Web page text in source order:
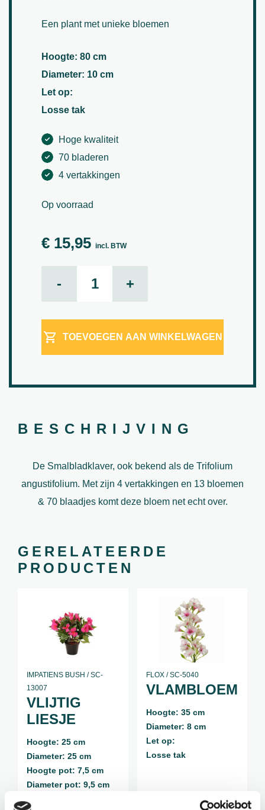
Een plant met unieke bloemen
Hoogte: 80 cm
Diameter: 10 cm
Let op:
Losse tak
Hoge kwaliteit
70 bladeren
4 vertakkingen
Op voorraad
€ 15,95 incl. BTW
- +
TOEVOEGEN AAN WINKELWAGEN
BESCHRIJVING
De Smalbladklaver, ook bekend als de Trifolium
angustifolium. Met zijn 4 vertakkingen en 13 bloemen
& 70 blaadjes komt deze bloem net echt over.
GERELATEERDE
PRODUCTEN
IMPATIENS BUSH / SC-
13007
VLIJTIG
LIESJE
Hoogte: 25 cm
Diameter: 25 cm
Hoogte pot: 7,5 cm
Diameter pot: 9,5 cm
FLOX / SC-5040
VLAMBLOEM
Hoogte: 35 cm
Diameter: 8 cm
Let op:
Losse tak